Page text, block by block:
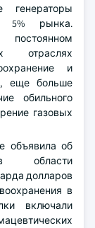
5% рынка.
отраслях
и
еще больше
обильного
газовых
объявила об
области
долларов
в
включали